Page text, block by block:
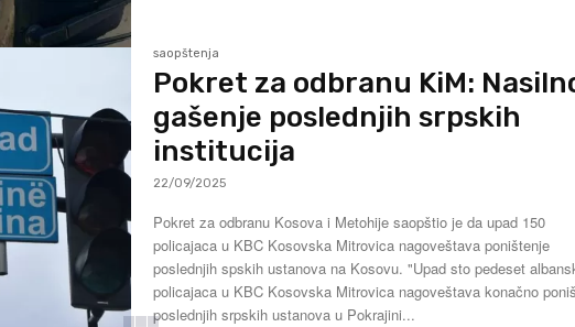
saopštenja
Pokret za odbranu KiM:
gašenje poslednjih srpskih
institucija
22/09/2025
Pokret za odbranu Kosova i Metohije saopštio je da upad 150
policajaca u KBC Kosovska Mitrovica nagoveštava poništenje
poslednjih spskih ustanova na Kosovu. "Upad sto pedeset albanskih
policajaca u KBC Kosovska Mitrovica nagoveštava konačno
poslednjih srpskih ustanova u Pokrajini...